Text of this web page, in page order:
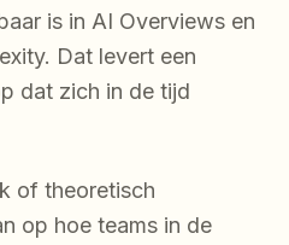
is in AI Overviews en
Dat levert een
dat zich in de tijd
of theoretisch
op hoe teams in de